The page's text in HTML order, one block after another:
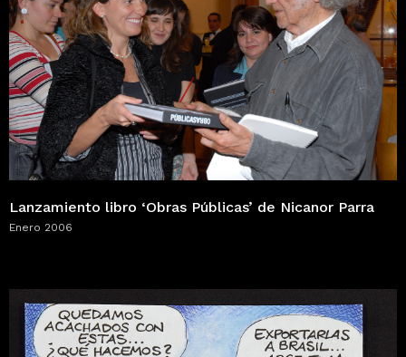
Lanzamiento libro ‘Obras Públicas’ de Nicanor Parra
Enero 2006